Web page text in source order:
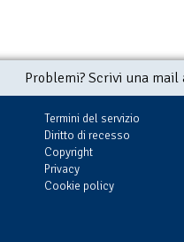
Problemi? Scrivi una
Termini del servizio
Diritto di recesso
Copyright
Privacy
Cookie policy